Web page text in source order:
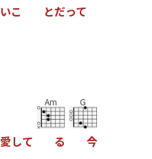
いこ とだって
愛して
Am
る
G
今